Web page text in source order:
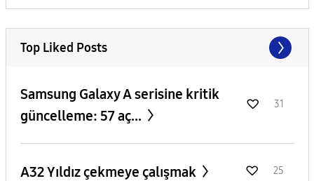
Top Liked Posts
Samsung Galaxy A serisine kritik
güncelleme: 57 aç...
31
A32 Yıldız çekmeye çalışmak 25